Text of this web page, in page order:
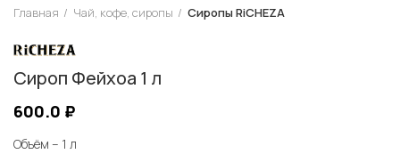
Главная Чай, кофе, сиропы Сиропы RiCHEZA
Сироп Фейхоа 1 л
600.0 ₽
Объём – 1 л